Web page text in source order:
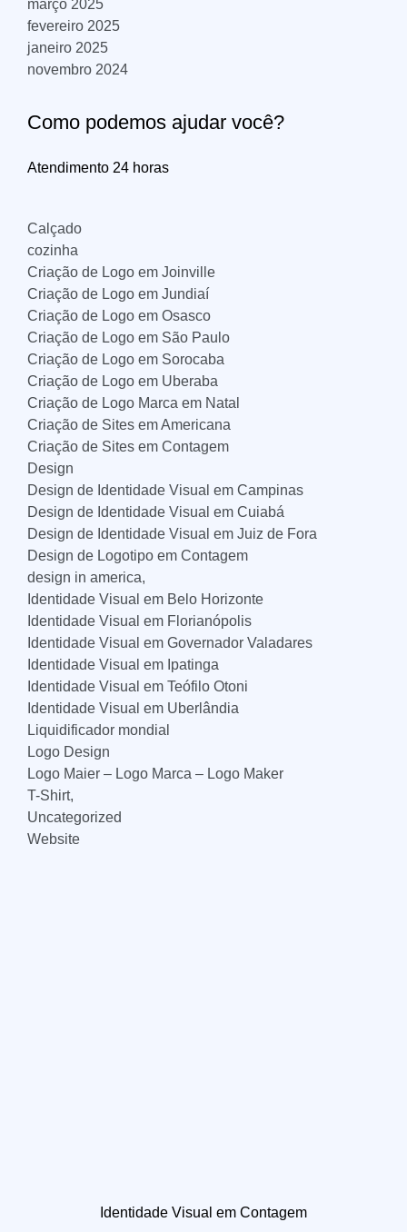
março 2025
fevereiro 2025
janeiro 2025
novembro 2024
Como podemos ajudar você?
Atendimento 24 horas
Calçado
cozinha
Criação de Logo em Joinville
Criação de Logo em Jundiaí
Criação de Logo em Osasco
Criação de Logo em São Paulo
Criação de Logo em Sorocaba
Criação de Logo em Uberaba
Criação de Logo Marca em Natal
Criação de Sites em Americana
Criação de Sites em Contagem
Design
Design de Identidade Visual em Campinas
Design de Identidade Visual em Cuiabá
Design de Identidade Visual em Juiz de Fora
Design de Logotipo em Contagem
design in america,
Identidade Visual em Belo Horizonte
Identidade Visual em Florianópolis
Identidade Visual em Governador Valadares
Identidade Visual em Ipatinga
Identidade Visual em Teófilo Otoni
Identidade Visual em Uberlândia
Liquidificador mondial
Logo Design
Logo Maier – Logo Marca – Logo Maker
T-Shirt,
Uncategorized
Website
Identidade Visual em Contagem